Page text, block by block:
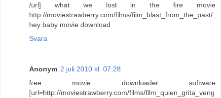
/url] what we lost in the fire movie
http://moviestrawberry.com/films/film_blast_from_the_past/
hey baby movie download
Svara
Anonym 2 juli 2010 kl. 07:28
free movie downloader software
[url=http://moviestrawberry.com/films/film_quien_grita_veng